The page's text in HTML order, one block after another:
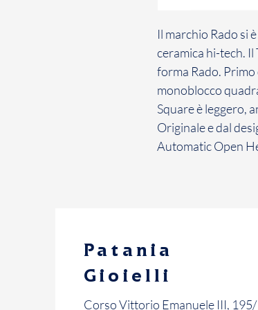
Il marchio Rado si
ceramica hi-tech.
forma Rado.
monoblocco
Square è leggero,
Originale e dal
Automatic Open
Patania
Gioielli
Corso Vittorio Emanuele III,